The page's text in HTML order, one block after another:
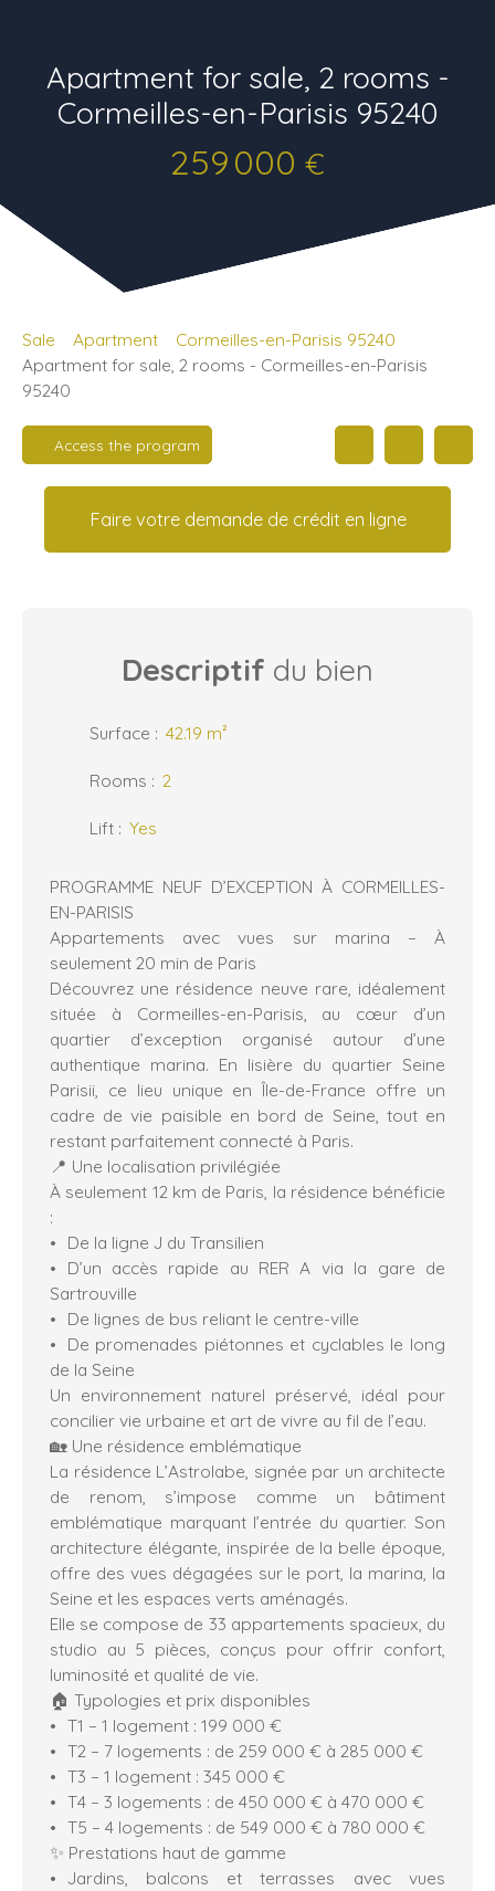
Apartment for sale, 2 rooms -
Cormeilles-en-Parisis 95240
259 000 €
Sale Apartment
Cormeilles-en-Parisis 95240
Apartment for sale, 2 rooms - Cormeilles-en-Parisis
95240
Access the program
Faire votre demande de crédit en ligne
Descriptif du bien
Surface : 42.19 m²
Rooms : 2
Lift : Yes
PROGRAMME NEUF D’EXCEPTION À CORMEILLES-
EN-PARISIS
Appartements avec vues sur marina – À
seulement 20 min de Paris
Découvrez une résidence neuve rare, idéalement
située à Cormeilles-en-Parisis, au cœur d’un
quartier d’exception organisé autour d’une
authentique marina. En lisière du quartier Seine
Parisii, ce lieu unique en Île-de-France offre un
cadre de vie paisible en bord de Seine, tout en
restant parfaitement connecté à Paris.
📍 Une localisation privilégiée
À seulement 12 km de Paris, la résidence bénéficie
:
De la ligne J du Transilien
D’un accès rapide au RER A via la gare de
Sartrouville
De lignes de bus reliant le centre-ville
De promenades piétonnes et cyclables le long
de la Seine
Un environnement naturel préservé, idéal pour
concilier vie urbaine et art de vivre au fil de l’eau.
🏡 Une résidence emblématique
La résidence L’Astrolabe, signée par un architecte
de renom, s’impose comme un bâtiment
emblématique marquant l’entrée du quartier. Son
architecture élégante, inspirée de la belle époque,
offre des vues dégagées sur le port, la marina, la
Seine et les espaces verts aménagés.
Elle se compose de 33 appartements spacieux, du
studio au 5 pièces, conçus pour offrir confort,
luminosité et qualité de vie.
🏠 Typologies et prix disponibles
T1 – 1 logement : 199 000 €
T2 – 7 logements : de 259 000 € à 285 000 €
T3 – 1 logement : 345 000 €
T4 – 3 logements : de 450 000 € à 470 000 €
T5 – 4 logements : de 549 000 € à 780 000 €
✨ Prestations haut de gamme
Jardins, balcons et terrasses avec vues